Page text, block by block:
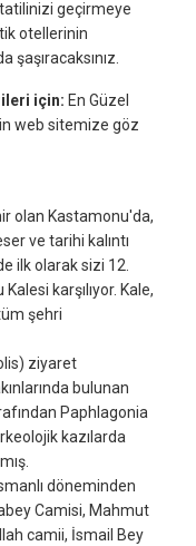
geçirmeye
otellerinin
şaşıracaksınız.
için: En Güzel
web sitemize göz
olan Kastamonu'da,
ve tarihi kalıntı
ilk olarak sizi 12.
karşılıyor. Kale,
şehri
ziyaret
bulunan
Paphlagonia
kazılarda
döneminden
Camisi, Mahmut
camii, İsmail Bey